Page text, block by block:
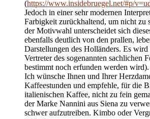
(https://www.insidebruegel.net/#p/
Jedoch in einer sehr modernen
Farbigkeit zurückhaltend, um nicht zu
der Motivwahl unterscheidet sich
ebenfalls deutlich von den prallen,
Darstellungen des Holländers. Es
Vertreter des sogenannten sachlichen
bestimmt noch erfunden werden wird).
Ich wünsche Ihnen und Ihrer
Kaffeestunden und empfehle, für die
italienischen Kaffee, nicht zu fein
der Marke Nannini aus Siena zu
schwer aufzutreiben. Kimbo oder